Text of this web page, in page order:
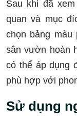
Sau khi đã
quan và mục
chọn bảng
sân vườn hoàn
có thể áp dụng
phù hợp với
Sử dụng